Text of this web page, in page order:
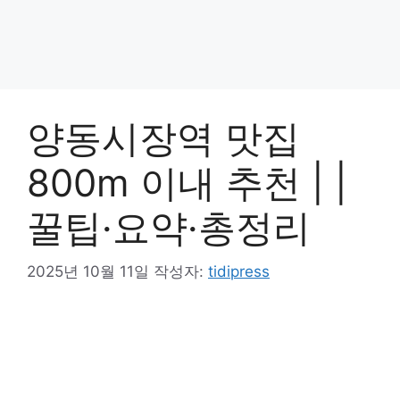
양동시장역 맛집
800m 이내 추천 | |
꿀팁·요약·총정리
2025년 10월 11일 작성자: tidipress